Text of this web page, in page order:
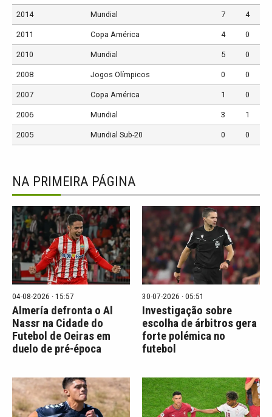
2014 Mundial 7 4
2011 Copa América 4 0
2010 Mundial 5 0
2008 Jogos Olímpicos 0 0
2007 Copa América 1 0
2006 Mundial 3 1
2005 Mundial Sub-20 0 0
NA PRIMEIRA PÁGINA
04-08-2026 · 15:57
Almería defronta o Al
Nassr na Cidade do
Futebol de Oeiras em
duelo de pré-época
30-07-2026 · 05:51
Investigação sobre
escolha de árbitros gera
forte polémica no
futebol